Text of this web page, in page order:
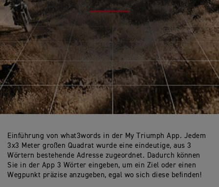
Einführung von what3words in der My Triumph App. Jedem
3x3 Meter großen Quadrat wurde eine eindeutige, aus 3
Wörtern bestehende Adresse zugeordnet. Dadurch können
Sie in der App 3 Wörter eingeben, um ein Ziel oder einen
Wegpunkt präzise anzugeben, egal wo sich diese befinden!